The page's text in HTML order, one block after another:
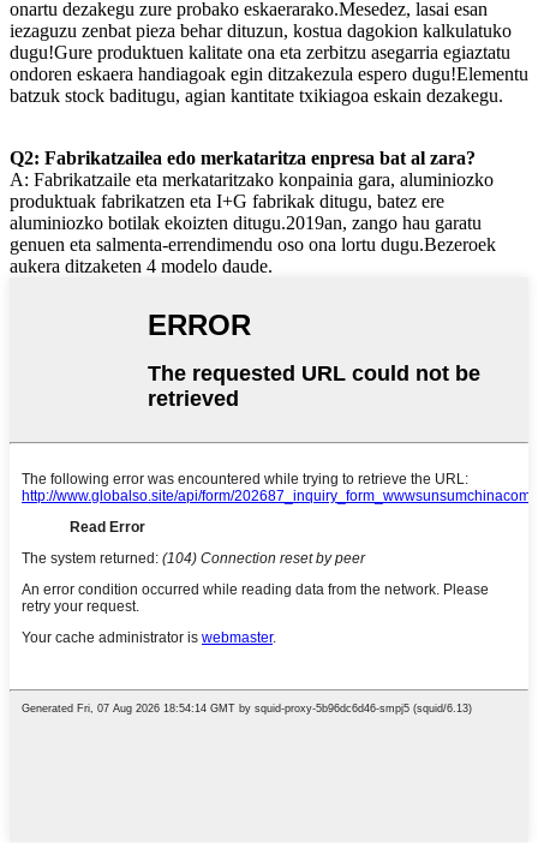
onartu dezakegu zure probako eskaerarako.Mesedez, lasai esan
iezaguzu zenbat pieza behar dituzun, kostua dagokion kalkulatuko
dugu!Gure produktuen kalitate ona eta zerbitzu asegarria egiaztatu
ondoren eskaera handiagoak egin ditzakezula espero dugu!Elementu
batzuk stock baditugu, agian kantitate txikiagoa eskain dezakegu.
Q2: Fabrikatzailea edo merkataritza enpresa bat al zara?
A: Fabrikatzaile eta merkataritzako konpainia gara, aluminiozko
produktuak fabrikatzen eta I+G fabrikak ditugu, batez ere
aluminiozko botilak ekoizten ditugu.2019an, zango hau garatu
genuen eta salmenta-errendimendu oso ona lortu dugu.Bezeroek
aukera ditzaketen 4 modelo daude.